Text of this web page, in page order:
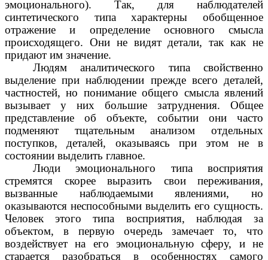
эмоционального). Так, для наблюдателей
синтетического типа характерны обобщенное
отражение и определение основного смысла
происходящего. Они не видят детали, так как не
придают им значение.
Людям аналитического типа свойственно
выделение при наблюдении прежде всего деталей,
частностей, но понимание общего смысла явлений
вызывает у них большие затруднения. Общее
представление об объекте, событии они часто
подменяют тщательным анализом отдельных
поступков, деталей, оказываясь при этом не в
состоянии выделить главное.
Люди эмоционального типа восприятия
стремятся скорее выразить свои переживания,
вызванные наблюдаемыми явлениями, но
оказываются неспособными выделить его сущность.
Человек этого типа восприятия, наблюдая за
объектом, в первую очередь замечает то, что
воздействует на его эмоциональную сферу, и не
старается разобраться в особенностях самого